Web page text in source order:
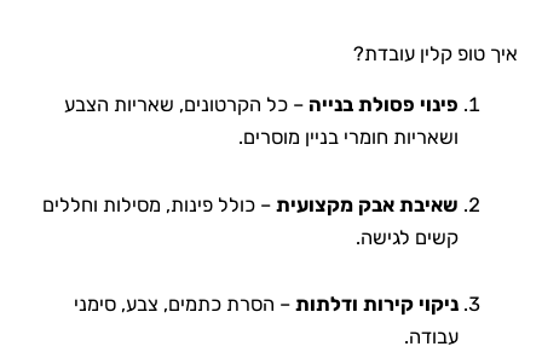
איך טופ קלין עובדת?
פינוי פסולת בנייה – כל הקרטונים, שאריות הצבע
ושאריות חומרי בניין מוסרים.
שאיבת אבק מקצועית – כולל פינות, מסילות וחללים
קשים לגישה.
ניקוי קירות ודלתות – הסרת כתמים, צבע, סימני
עבודה.